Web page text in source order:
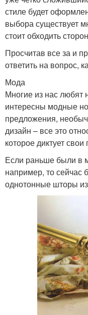
стиле будет
выбора существует
стоит обходить
Просчитав все за и
ответить на вопрос,
Мода
Многие из нас
интересны модные
предложения,
дизайн – все это
которое диктует
Если раньше были в
например, то сейчас
однотонные шторы